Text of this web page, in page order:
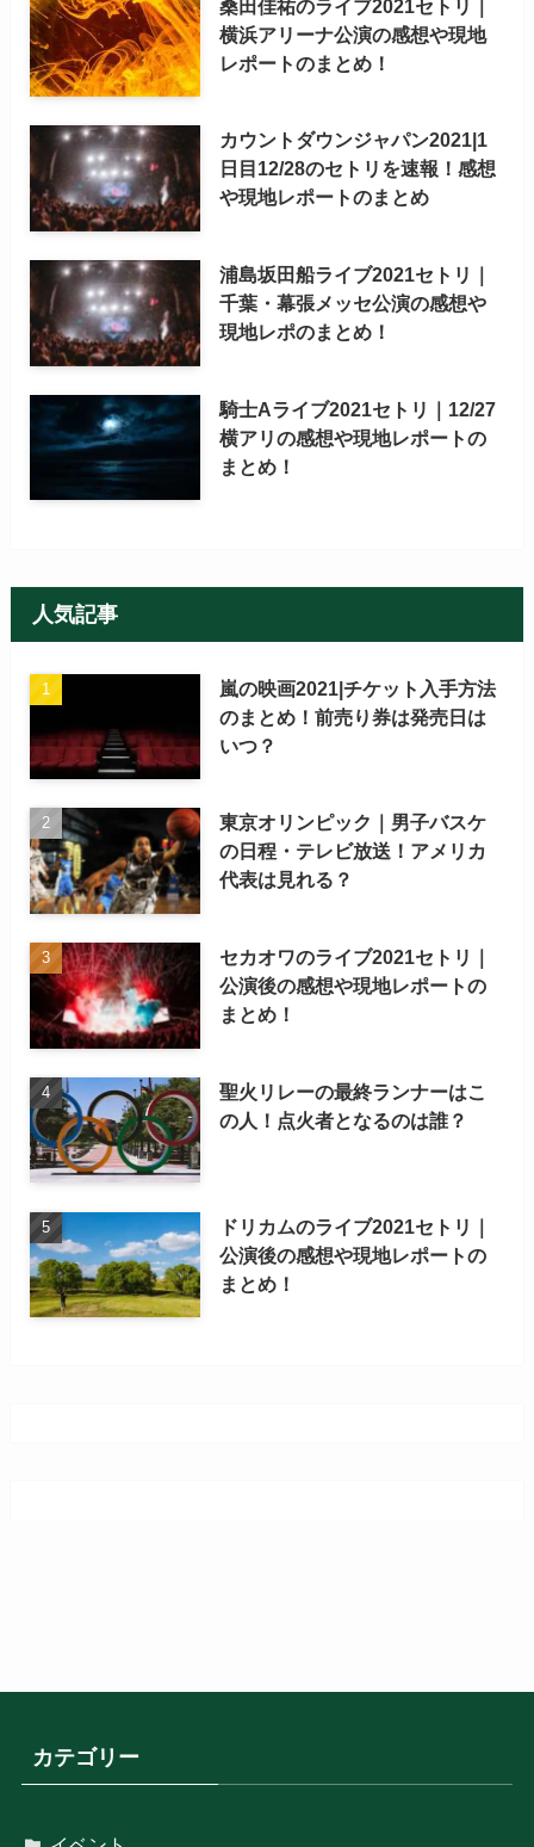
桑田佳祐のライブ2021セトリ｜
横浜アリーナ公演の感想や現地
レポートのまとめ！
カウントダウンジャパン2021|1
日目12/28のセトリを速報！感想
や現地レポートのまとめ
浦島坂田船ライブ2021セトリ｜
千葉・幕張メッセ公演の感想や
現地レポのまとめ！
騎士Aライブ2021セトリ｜12/27
横アリの感想や現地レポートの
まとめ！
人気記事
嵐の映画2021|チケット入手方法
のまとめ！前売り券は発売日は
いつ？
東京オリンピック｜男子バスケ
の日程・テレビ放送！アメリカ
代表は見れる？
セカオワのライブ2021セトリ｜
公演後の感想や現地レポートの
まとめ！
聖火リレーの最終ランナーはこ
の人！点火者となるのは誰？
ドリカムのライブ2021セトリ｜
公演後の感想や現地レポートの
まとめ！
カテゴリー